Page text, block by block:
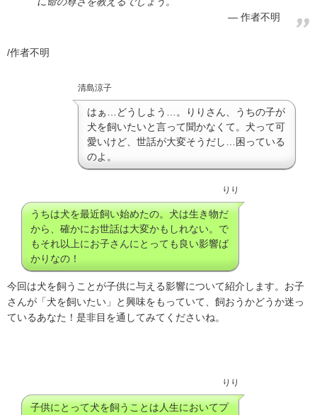
作者不明
/作者不明
清島涼子
はぁ…どうしよう…。りりさん、うちの子が
犬を飼いたいと言って聞かなくて。犬って可
愛いけど、世話が大変そうだし…困っている
のよ。
りり
うちは犬を最近飼い始めたの。犬は生き物だ
から、確かにお世話は大変かもしれない。で
もそれ以上にお子さんにとっても良い影響ば
かりなの！
今回は犬を飼うことが子供に与える影響について紹介します。お子
さんが「犬を飼いたい」と興味をもっていて、飼おうかどうか迷っ
ているあなた！是非目を通してみてくださいね。
りり
子供にとって犬を飼うことは人生においてプ